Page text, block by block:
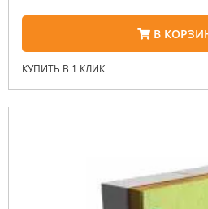
В
КУПИТЬ В 1 КЛИК